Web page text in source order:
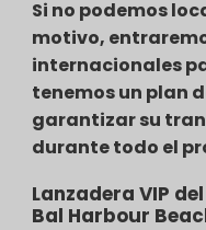
Si no podemos
motivo,
internacionales
tenemos un plan
garantizar su
durante todo el
Lanzadera VIP
Bal Harbour